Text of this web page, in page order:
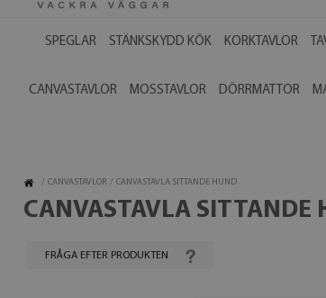
SPEGLAR STÄNKSKYDD KÖK KORKTAVLOR
CANVASTAVLOR MOSSTAVLOR DÖRRMATTOR
/ CANVASTAVLOR / CANVASTAVLA SITTANDE HUND
CANVASTAVLA SITTANDE
FRÅGA EFTER PRODUKTEN